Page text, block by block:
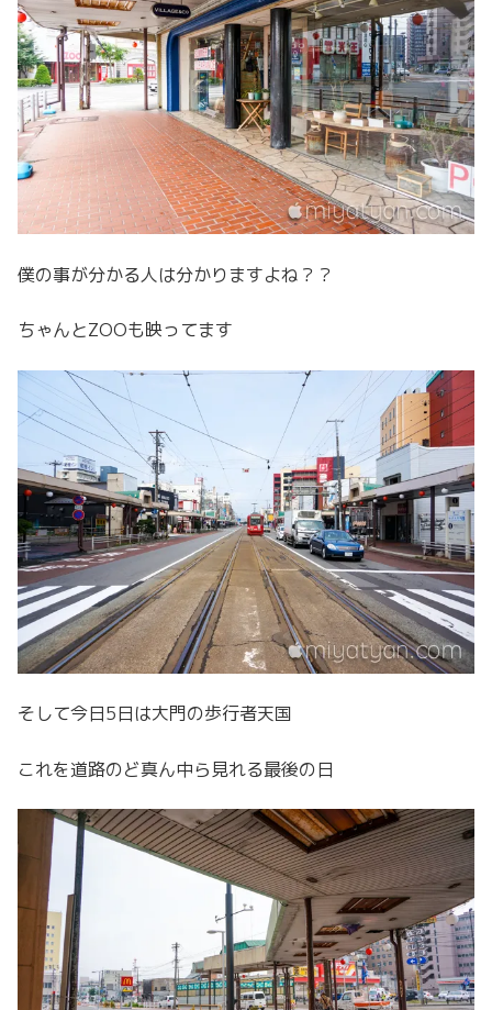
僕の事が分かる人は分かりますよね？？
ちゃんとZOOも映ってます
そして今日5日は大門の歩行者天国
これを道路のど真ん中ら見れる最後の日